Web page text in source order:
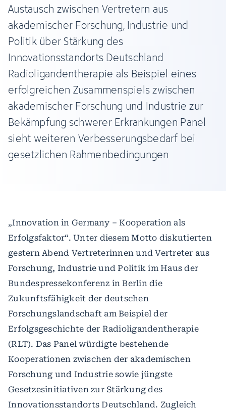
Austausch zwischen Vertretern aus
akademischer Forschung, Industrie und
Politik über Stärkung des
Innovationsstandorts Deutschland
Radioligandentherapie als Beispiel eines
erfolgreichen Zusammenspiels zwischen
akademischer Forschung und Industrie zur
Bekämpfung schwerer Erkrankungen Panel
sieht weiteren Verbesserungsbedarf bei
gesetzlichen Rahmenbedingungen
„Innovation in Germany – Kooperation als
Erfolgsfaktor“. Unter diesem Motto diskutierten
gestern Abend Vertreterinnen und Vertreter aus
Forschung, Industrie und Politik im Haus der
Bundespressekonferenz in Berlin die
Zukunftsfähigkeit der deutschen
Forschungslandschaft am Beispiel der
Erfolgsgeschichte der Radioligandentherapie
(RLT). Das Panel würdigte bestehende
Kooperationen zwischen der akademischen
Forschung und Industrie sowie jüngste
Gesetzesinitiativen zur Stärkung des
Innovationsstandorts Deutschland. Zugleich